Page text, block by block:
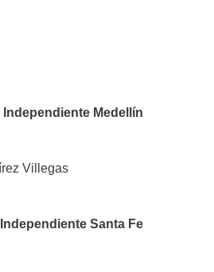
Medellín
Villegas
Santa Fe